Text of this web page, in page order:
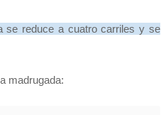
se reduce a cuatro carriles y se
madrugada: